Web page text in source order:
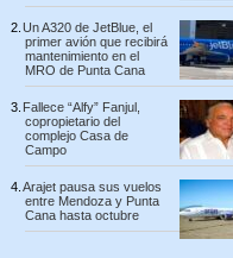
Un A320 de JetBlue, el
primer avión que recibirá
mantenimiento en el
MRO de Punta Cana
Fallece “Alfy” Fanjul,
copropietario del
complejo Casa de
Campo
Arajet pausa sus vuelos
entre Mendoza y Punta
Cana hasta octubre